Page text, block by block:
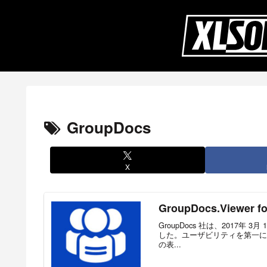
GroupDocs
X
GroupDocs.Viewer
GroupDocs 社は、2017年 3月
した。ユーザビリティを第一
の表...